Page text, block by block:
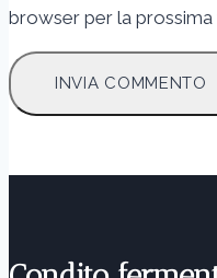
browser per la